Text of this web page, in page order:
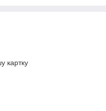
картку